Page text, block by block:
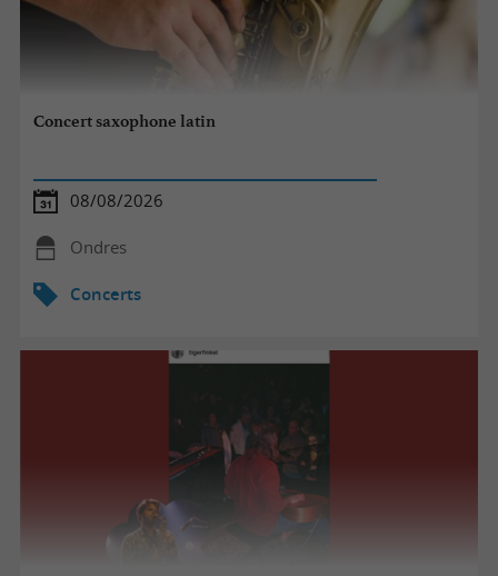
Concert saxophone latin
08/08/2026
Ondres
Concerts